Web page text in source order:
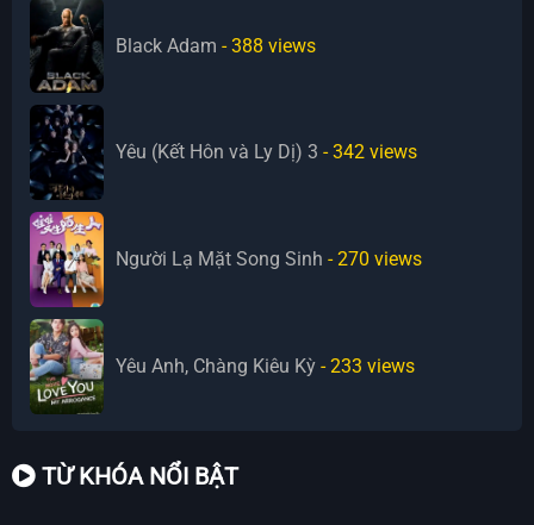
Black Adam - 388 views
Yêu (Kết Hôn và Ly Dị) 3 - 342 views
Người Lạ Mặt Song Sinh - 270 views
Yêu Anh, Chàng Kiêu Kỳ - 233 views
TỪ KHÓA NỔI BẬT